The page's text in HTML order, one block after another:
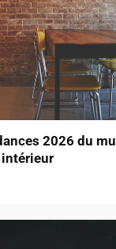
2026 du